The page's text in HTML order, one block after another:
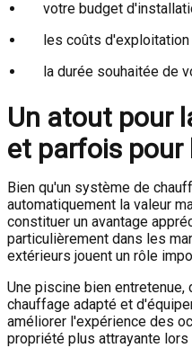
votre budget
les coûts d'exploitation
la durée souhaitée de
Un atout pour
et parfois pour
Bien qu'un système de
automatiquement la valeur
constituer un avantage
particulièrement dans les
extérieurs jouent un rôle
Une piscine bien
chauffage adapté et
améliorer l'expérience des
propriété plus attrayante